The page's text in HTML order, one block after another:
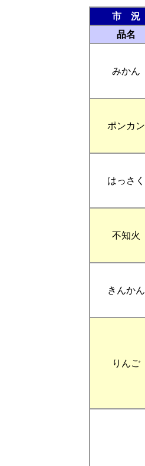
市 況
品名
みかん
ポンカン
はっさく
不知火
きんかん
りんご